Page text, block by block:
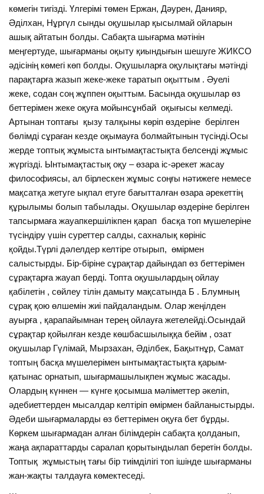
көмегін тигізді. Үлгерімі төмен Ержан, Дәурен, Данияр,
Әділхан, Нұргүл сынды оқушылар қысылмай ойларын
ашық айтатын болды. Сабақта шығарма мәтінін
меңгертуде, шығарманы оқыту қиындығын шешуге ЖИКСО
әдісінің көмегі көп болды. Оқушыларға оқулықтағы мәтінді
парақтарға жазып жеке-жеке таратып оқыттым . Әуелі
жеке, содан соң жұппен оқыттым. Басында оқушылар өз
беттерімен жеке оқуға мойынсұнбай оқығысы келмеді.
Артынан топтағы қызу талқыны көріп өздеріне берілген
бөлімді сұраған кезде оқымауға болмайтынын түсінді.Осы
жерде топтық жұмыста ынтымақтастықта белсенді жұмыс
жүргізді. Ынтымақтастық оқу – өзара іс-әрекет жасау
философиясы, ал бірлескен жұмыс соңғы нәтижеге немесе
мақсатқа жетуге ықпал етуге бағытталған өзара әрекеттің
құрылымы болып табылады. Оқушылар өздеріне берілген
тапсырмаға жауапкершілікпен қарап басқа топ мүшелеріне
түсіндіру үшін суреттер салды, сахналық көрініс
қойды.Түрлі дәлелдер келтіре отырып, өмірмен
салыстырды. Бір-біріне сұрақтар дайындап өз беттерімен
сұрақтарға жауап берді. Топта оқушылардың ойлау
қабілетін , сөйлеу тілін дамыту мақсатында Б . Блумның
сұрақ қою өлшемін жиі пайдаландым. Олар жеңілден
ауырға , қарапайымнан терең ойлауға жетелейді.Осындай
сұрақтар қойылған кезде көшбасшылыққа бейім , озат
оқушылар Гүлімай, Мырзахан, Әділбек, Бақытнұр, Самат
топтың басқа мүшелерімен ынтымақтастықта қарым-
қатынас орнатып, шығармашылықпен жұмыс жасады.
Олардың күннен — күнге қосымша мәліметтер әкеліп,
әдебиеттерден мысалдар келтіріп өмірмен байланыстырды.
Әдеби шығармаларды өз беттерімен оқуға бет бұрды.
Көркем шығармадан алған білімдерін сабақта қолданып,
жаңа ақпараттарды саралап қорытындылап беретін болды.
Топтық жұмыстың тағы бір тиімділігі топ ішінде шығарманы
жан-жақты талдауға көмектеседі.